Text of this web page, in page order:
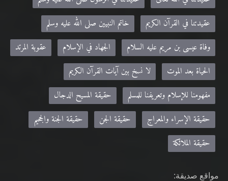
عقيدتنا في القرآن الكريم
خاتم النبيين صلى الله عليه وسلم
وفاة عيسى بن مريم عليه السلام
الجهاد في الإسلام
عقوبة المرتد
الحياة بعد الموت
لا نسخ بين آيات القرآن الكريم
مفهومنا للإسلام وتعريفنا للمسلم
حقيقة المسيح الدجال
حقيقة الإسراء والمعراج
حقيقة الجن
حقيقة الجنة والجحيم
حقيقة الملائكة
مواقع صديقة: